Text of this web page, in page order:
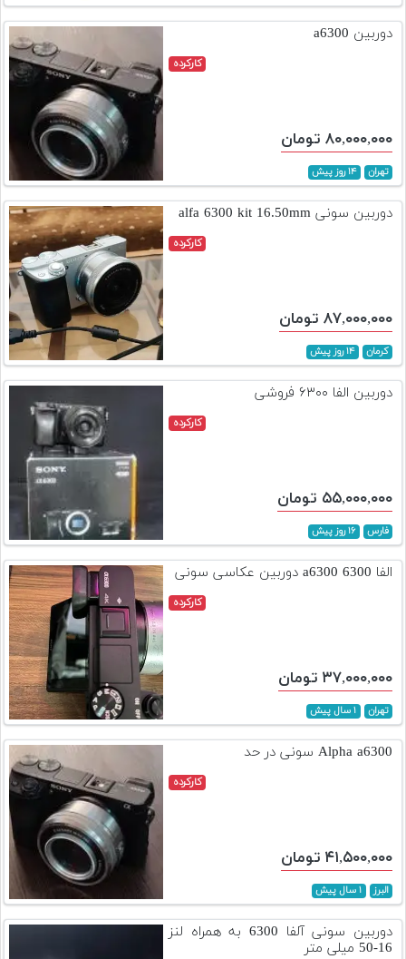
تجهیزات
دست
دوم
لیست
قیمت
دوربین a6300
کارکرده
۸۰,۰۰۰,۰۰۰ تومان
تهران ۱۴ روز پیش
دوربین سونی alfa 6300 kit 16.50mm
کارکرده
۸۷,۰۰۰,۰۰۰ تومان
کرمان ۱۴ روز پیش
دوربین الفا ۶۳۰۰ فروشی
کارکرده
۵۵,۰۰۰,۰۰۰ تومان
فارس ۱۶ روز پیش
الفا 6300 a6300 دوربین عکاسی سونی
کارکرده
۳۷,۰۰۰,۰۰۰ تومان
تهران ۱ سال پیش
Alpha a6300 سونی در حد
کارکرده
۴۱,۵۰۰,۰۰۰ تومان
البرز ۱ سال پیش
دوربین سونی آلفا 6300 به همراه لنز
16-50 میلی متر